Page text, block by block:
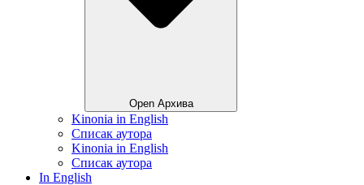
Open Архива
Kinonia in English
Списак аутора
Kinonia in English
Списак аутора
In English